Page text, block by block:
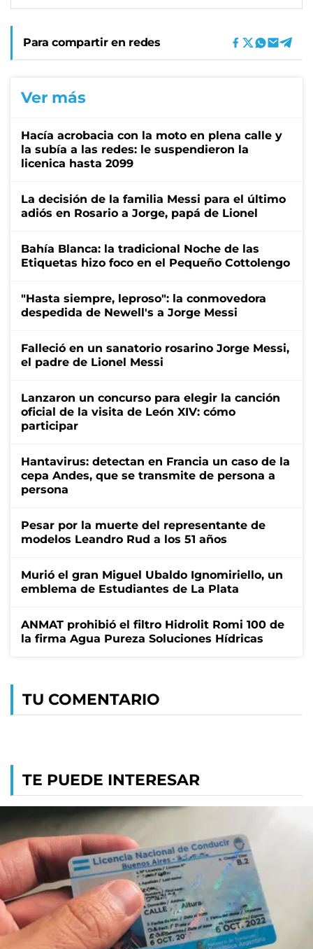
Para compartir en redes
Ver más
Hacía acrobacia con la moto en plena calle y
la subía a las redes: le suspendieron la
licenica hasta 2099
La decisión de la familia Messi para el último
adiós en Rosario a Jorge, papá de Lionel
Bahía Blanca: la tradicional Noche de las
Etiquetas hizo foco en el Pequeño Cottolengo
"Hasta siempre, leproso": la conmovedora
despedida de Newell's a Jorge Messi
Falleció en un sanatorio rosarino Jorge Messi,
el padre de Lionel Messi
Lanzaron un concurso para elegir la canción
oficial de la visita de León XIV: cómo
participar
Hantavirus: detectan en Francia un caso de la
cepa Andes, que se transmite de persona a
persona
Pesar por la muerte del representante de
modelos Leandro Rud a los 51 años
Murió el gran Miguel Ubaldo Ignomiriello, un
emblema de Estudiantes de La Plata
ANMAT prohibió el filtro Hidrolit Romi 100 de
la firma Agua Pureza Soluciones Hídricas
TU COMENTARIO
TE PUEDE INTERESAR